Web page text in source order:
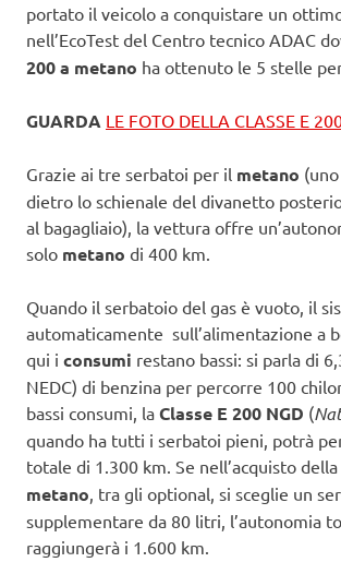
portato il veicolo a conquistare un
nell’EcoTest del Centro tecnico ADAC
200 a metano ha ottenuto le 5 stelle
GUARDA LE FOTO DELLA CLASSE E
Grazie ai tre serbatoi per il metano
dietro lo schienale del divanetto
al bagagliaio), la vettura offre
solo metano di 400 km.
Quando il serbatoio del gas è vuoto, il
automaticamente sull’alimentazione a
qui i consumi restano bassi: si parla di
NEDC) di benzina per percorre 100
bassi consumi, la Classe E 200 NGD (
quando ha tutti i serbatoi pieni, potrà
totale di 1.300 km. Se nell’acquisto della
metano , tra gli optional, si sceglie un
supplementare da 80 litri, l’autonomia
raggiungerà i 1.600 km.